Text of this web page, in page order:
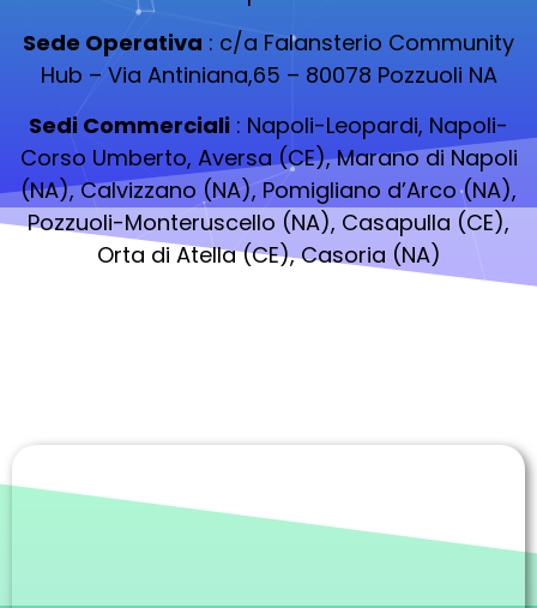
Sede Operativa : c/a Falansterio Community
Hub – Via Antiniana,65 – 80078 Pozzuoli NA
Sedi Commerciali : Napoli-Leopardi, Napoli-
Corso Umberto, Aversa (CE), Marano di Napoli
(NA), Calvizzano (NA), Pomigliano d’Arco (NA),
Pozzuoli-Monteruscello (NA), Casapulla (CE),
Orta di Atella (CE), Casoria (NA)